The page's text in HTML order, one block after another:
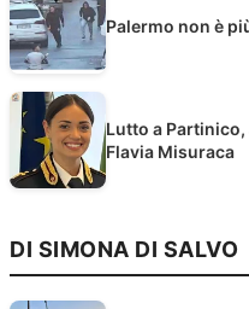
Palermo non è
Lutto a
Flavia Misuraca
DI SIMONA DI SALVO